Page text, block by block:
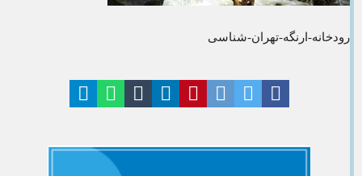
رودخانه-ارنگه-تهران-شناسی